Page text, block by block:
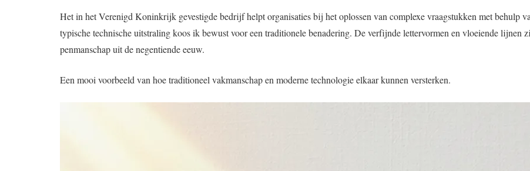
Het in het Verenigd Koninkrijk gevestigde bedrijf helpt organisaties bij het oplossen van complexe vraagstukken met behulp
typische technische uitstraling koos ik bewust voor een traditionele benadering. De verfijnde lettervormen en vloeiende lijnen
penmanschap uit de negentiende eeuw.
Een mooi voorbeeld van hoe traditioneel vakmanschap en moderne technologie elkaar kunnen versterken.